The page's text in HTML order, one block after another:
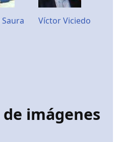
Víctor Viciedo
imágenes